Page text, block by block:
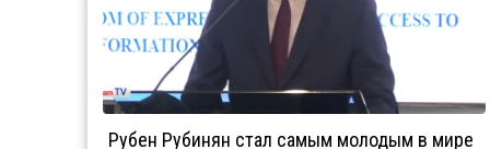
Рубен Рубинян стал самым молодым в мире